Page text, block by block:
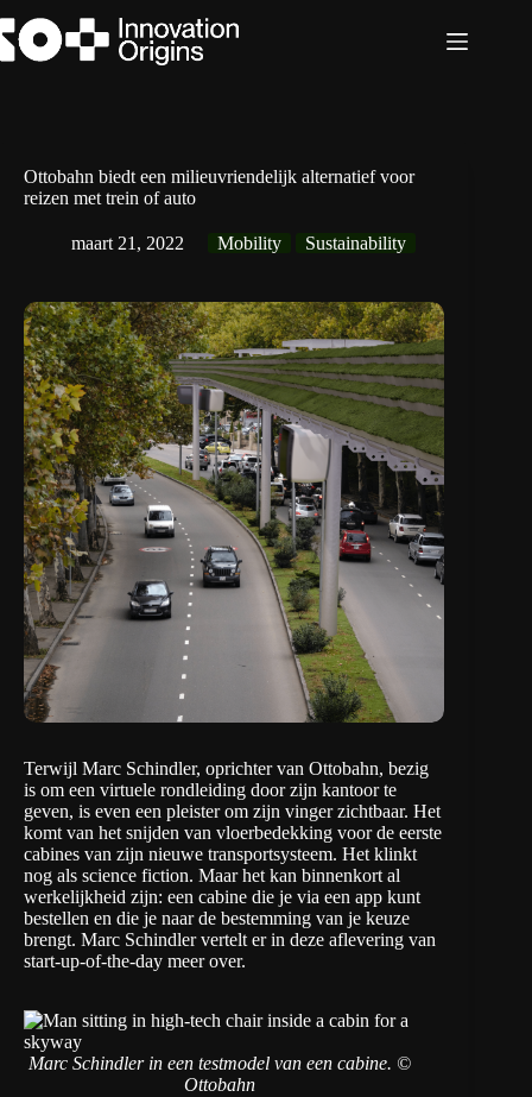
naar
de
Ottobahn biedt een milieuvriendelijk alternatief voor
reizen met trein of auto
maart 21, 2022 Mobility Sustainability
Terwijl Marc Schindler, oprichter van Ottobahn, bezig
is om een virtuele rondleiding door zijn kantoor te
geven, is even een pleister om zijn vinger zichtbaar. Het
komt van het snijden van vloerbedekking voor de eerste
cabines van zijn nieuwe transportsysteem. Het klinkt
nog als science fiction. Maar het kan binnenkort al
werkelijkheid zijn: een cabine die je via een app kunt
bestellen en die je naar de bestemming van je keuze
brengt. Marc Schindler vertelt er in deze aflevering van
start-up-of-the-day meer over.
Marc Schindler in een testmodel van een cabine. ©
Ottobahn